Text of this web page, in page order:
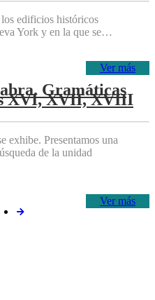
edificios históricos
York y en la que se…
Ver más
Gramáticas
XVI, XVII, XVIII
exhibe. Presentamos una
de la unidad
Ver más